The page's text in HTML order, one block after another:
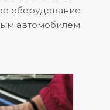
оборудование
автомобилем